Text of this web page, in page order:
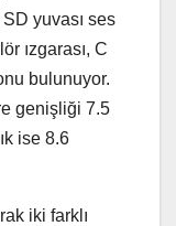
yuvası ses
ızgarası, C
bulunuyor.
genişliği 7.5
ise 8.6
iki farklı